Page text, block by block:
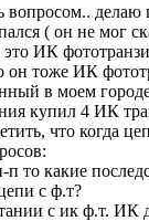
вопросом..
( он не мог
ИК
он тоже ИК
в моем
купил 4 ИК
что когда
то какие
с ф.т?
с ик ф.т. ИК